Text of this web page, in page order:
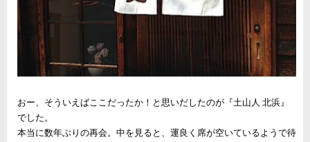
おー、そういえばここだったか！と思いだしたのが『土山人 北浜』
でした。
本当に数年ぶりの再会。中を見ると、運良く席が空いているようで待